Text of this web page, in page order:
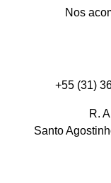
Nos
+55 (31)
R.
Santo